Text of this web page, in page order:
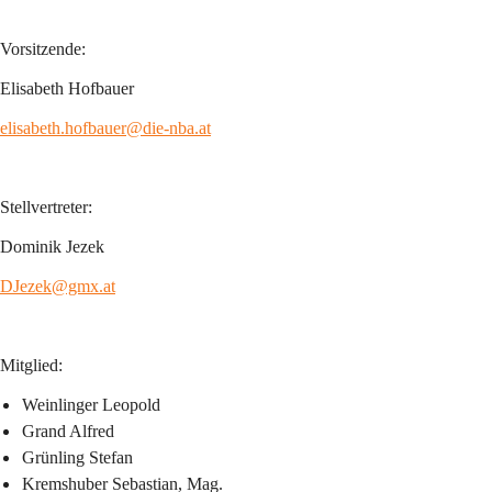
Vorsitzende:
Elisabeth Hofbauer
elisabeth.hofbauer@die-nba.at
Stellvertreter:
Dominik Jezek
DJezek@gmx.at
Mitglied:
Weinlinger Leopold
Grand Alfred
Grünling Stefan
Kremshuber Sebastian, Mag.